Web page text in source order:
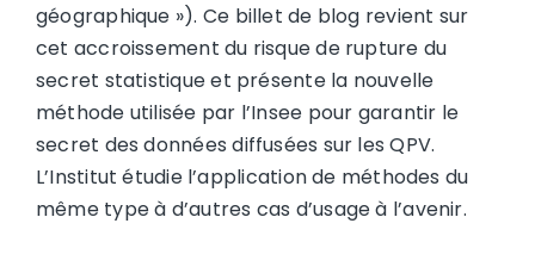
géographique »). Ce billet de blog revient sur
cet accroissement du risque de rupture du
secret statistique et présente la nouvelle
méthode utilisée par l’Insee pour garantir le
secret des données diffusées sur les QPV.
L’Institut étudie l’application de méthodes du
même type à d’autres cas d’usage à l’avenir.